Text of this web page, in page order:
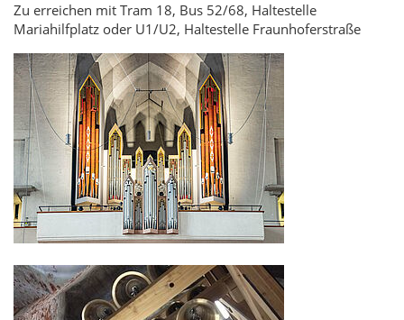
Zu erreichen mit Tram 18, Bus 52/68, Haltestelle
Mariahilfplatz oder U1/U2, Haltestelle Fraunhoferstraße